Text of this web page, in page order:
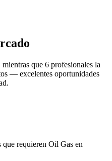
que 6 profesionales la
— excelentes oportunidades
que requieren Oil Gas en